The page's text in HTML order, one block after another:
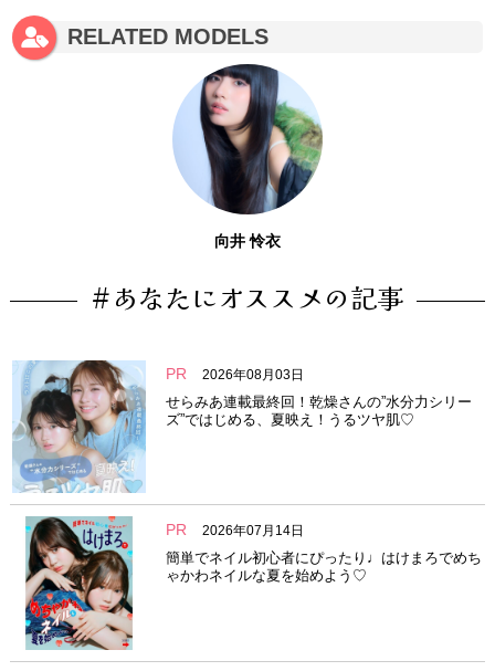
RELATED MODELS
向井 怜衣
#あなたにオススメの記事
PR 2026年08月03日
せらみあ連載最終回！乾燥さんの”水分力シリー
ズ”ではじめる、夏映え！うるツヤ肌♡
PR 2026年07月14日
簡単でネイル初心者にぴったり♩はけまろでめち
ゃかわネイルな夏を始めよう♡